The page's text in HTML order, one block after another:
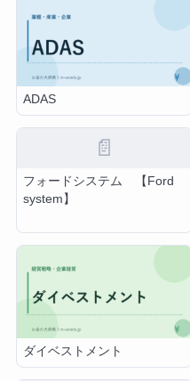
ADAS
📄
フォードシステム 【Ford
system】
ダイベストメント